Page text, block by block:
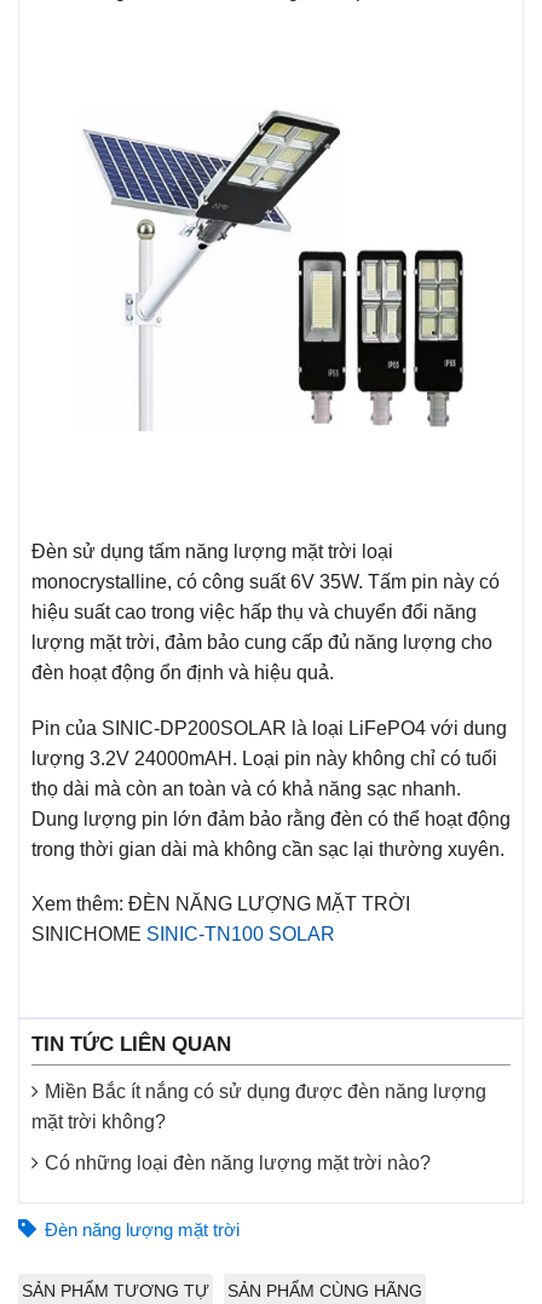
Đèn sử dụng tấm năng lượng mặt trời loại
monocrystalline, có công suất 6V 35W. Tấm pin này có
hiệu suất cao trong việc hấp thụ và chuyển đổi năng
lượng mặt trời, đảm bảo cung cấp đủ năng lượng cho
đèn hoạt động ổn định và hiệu quả.
Pin của SINIC-DP200SOLAR là loại LiFePO4 với dung
lượng 3.2V 24000mAH. Loại pin này không chỉ có tuổi
thọ dài mà còn an toàn và có khả năng sạc nhanh.
Dung lượng pin lớn đảm bảo rằng đèn có thể hoạt động
trong thời gian dài mà không cần sạc lại thường xuyên.
Xem thêm: ĐÈN NĂNG LƯỢNG MẶT TRỜI
SINICHOME SINIC-TN100 SOLAR
TIN TỨC LIÊN QUAN
Miền Bắc ít nắng có sử dụng được đèn năng lượng
mặt trời không?
Có những loại đèn năng lượng mặt trời nào?
Đèn năng lượng mặt trời
SẢN PHẨM TƯƠNG TỰ SẢN PHẨM CÙNG HÃNG